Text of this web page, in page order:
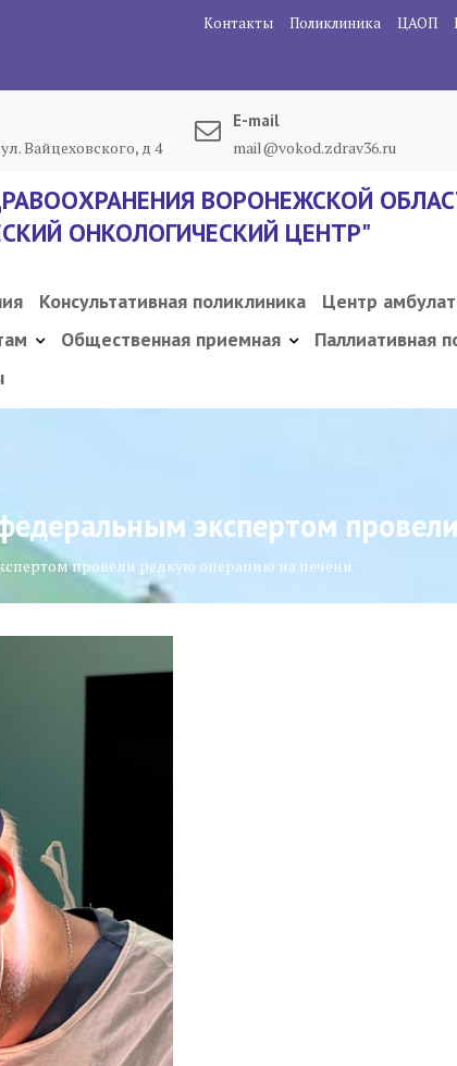
Контакты Поликлиника ЦАОП
Вайцеховского, д 4
E-mail
mail@vokod.zdrav36.ru
ВОРОНЕЖСКОЙ
ОНКОЛОГИЧЕСКИЙ ЦЕНТР"
Консультативная поликлиника
Центр
Общественная приемная
Паллиативная
экспертом
провели редкую операцию на печени